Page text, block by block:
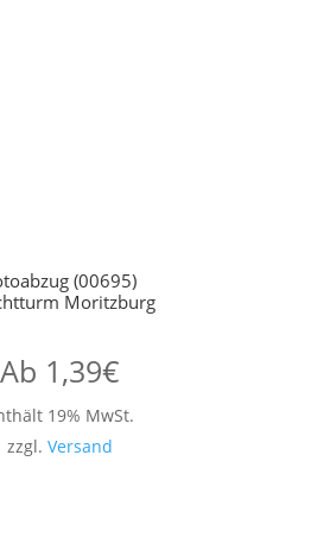
(00695)
Moritzburg
Ab 1,39€
19% MwSt.
zzgl. Versand